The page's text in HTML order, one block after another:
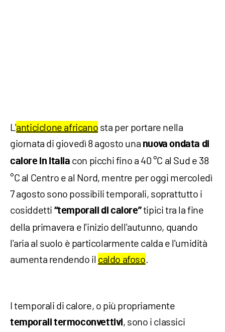
L'anticiclone africano sta per portare nella
giornata di giovedì 8 agosto una nuova ondata di
calore in Italia con picchi fino a 40 °C al Sud e 38
°C al Centro e al Nord, mentre per oggi mercoledì
7 agosto sono possibili temporali, soprattutto i
cosiddetti “temporali di calore”tipici tra la fine
della primavera e l'inizio dell'autunno, quando
l'aria al suolo è particolarmente calda e l'umidità
aumenta rendendo il caldo afoso.
I temporali di calore, o più propriamente
temporali termoconvettivi, sono i classici